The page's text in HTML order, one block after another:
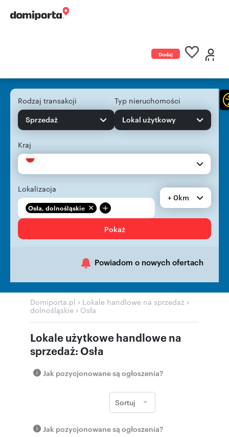
Dodaj
Rodzaj transakcji
Sprzedaż
Typ nieruchomości
Lokal użytkowy
Kraj
Lokalizacja
Osła, dolnośląskie +
+ 0km
Pokaż
Powiadom o nowych ofertach
Domiporta.pl › Lokale handlowe na sprzedaż ›
dolnośląskie › Osła
Lokale użytkowe handlowe na
sprzedaż: Osła
Jak pozycjonowane są ogłoszenia?
Sortuj
Jak pozycjonowane są ogłoszenia?